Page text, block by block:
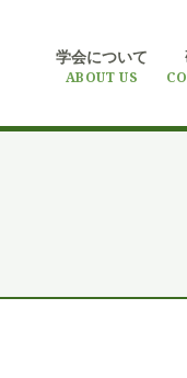
学会について
ABOUT US